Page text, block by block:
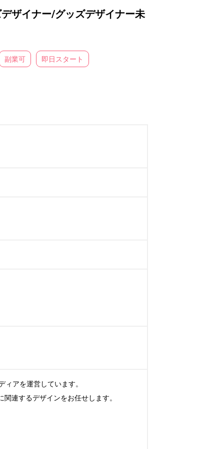
ザイナー/グッズデザイナー未
副業可 即日スタート
アを運営しています。
連するデザインをお任せします。